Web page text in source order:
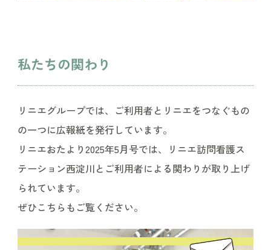
私たちの関わり
リニエグループでは、ご利用者とリニエをつなぐもの
の一つに広報紙を発行しています。
リニエおたより2025年5月号では、リニエ訪問看護ス
テーション西淀川とご利用者による関わりが取り上げ
られています。
ぜひこちらもご覧ください。